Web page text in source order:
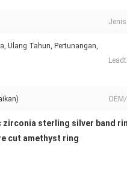
Ulang Tahun, Pertunangan,
zirconia sterling silver band
cut amethyst ring